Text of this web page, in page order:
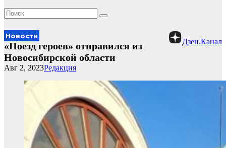
Новости
Дзен.Канал
«Поезд героев» отправился из
Новосибирской области
Редакция
Авг 2, 2023